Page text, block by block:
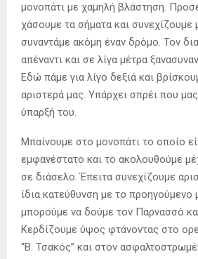
μονοπάτι με χαμηλή βλάστηση.
χάσουμε τα σήματα και συνεχίζουμε
συναντάμε ακόμη έναν δρόμο. Τον
απέναντι και σε λίγα μέτρα
Εδώ πάμε για λίγο δεξιά και
αριστερά μας. Υπάρχει σπρέι που μας
ύπαρξή του.
Μπαίνουμε στο μονοπάτι το οποίο
εμφανέστατο και το ακολουθούμε
σε διάσελο. Έπειτα συνεχίζουμε
ίδια κατεύθυνση με το
μπορούμε να δούμε τον Παρνασσό
Κερδίζουμε ύψος φτάνοντας στο
“Β. Τσακός” και στον